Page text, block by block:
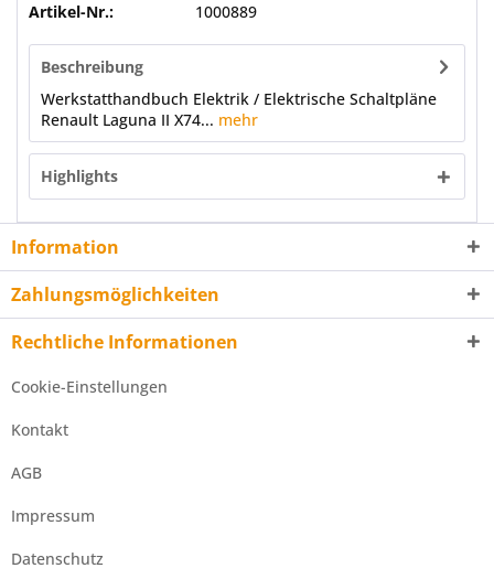
Artikel-Nr.: 1000889
Beschreibung
Werkstatthandbuch Elektrik / Elektrische Schaltpläne
Renault Laguna II X74... mehr
Highlights
Information
Zahlungsmöglichkeiten
Rechtliche Informationen
Cookie-Einstellungen
Kontakt
AGB
Impressum
Datenschutz